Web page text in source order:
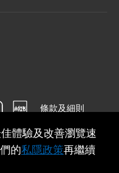
條款及細則
體驗及改善瀏覽速
的私隱政策再繼續